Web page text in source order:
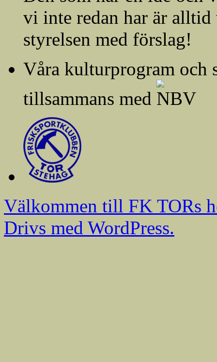
vi inte redan har är
styrelsen med förslag!
Våra kulturprogram och
tillsammans med
Välkommen till FK TORs
Drivs med WordPress.